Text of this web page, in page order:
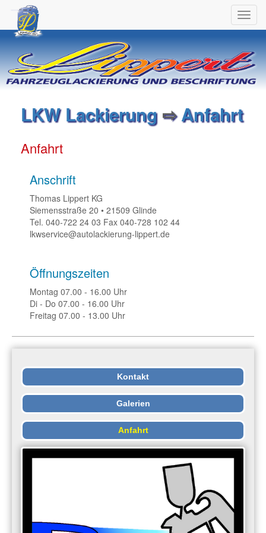
LKW Lackierung⇨Anfahrt
Anfahrt
Anschrift
Thomas Lippert KG
Siemensstraße 20 • 21509 Glinde
Tel. 040-722 24 03 Fax 040-728 102 44
lkwservice@autolackierung-lippert.de
Öffnungszeiten
Montag 07.00 - 16.00 Uhr
Di - Do 07.00 - 16.00 Uhr
Freitag 07.00 - 13.00 Uhr
Kontakt
Galerien
Anfahrt